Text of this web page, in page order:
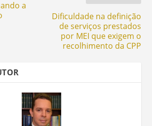
a
Dificuldade na definição
de serviços prestados
por MEI que exigem o
recolhimento da CPP